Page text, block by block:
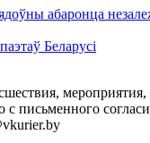
абаронца
Беларусі
письменного